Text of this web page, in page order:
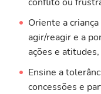
Oriente a
agir/reagir e a
ações e
Ensine a
concessões e